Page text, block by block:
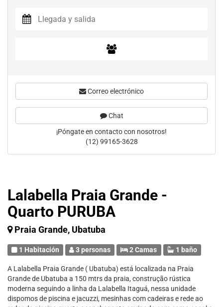
Lalabella Praia Grande -
Quarto PURUBA
Praia Grande, Ubatuba
1 Habitación 3 personas 2 Camas 1 baño
A Lalabella Praia Grande ( Ubatuba) está localizada na Praia
Grande de Ubatuba a 150 mtrs da praia, construção rústica
moderna seguindo a linha da Lalabella Itaguá, nessa unidade
dispomos de piscina e jacuzzi, mesinhas com cadeiras e rede ao
Correo electrónico
Chat
¡Póngate en contacto con nosotros!
(12) 99165-3628